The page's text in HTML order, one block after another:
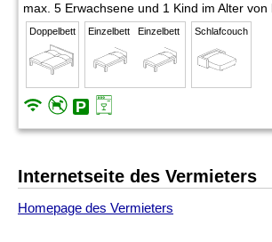
max. 5 Erwachsene und 1 Kind im Alter von
Doppelbett Einzelbett Einzelbett Schlafcouch
Internetseite des Vermieters
Homepage des Vermieters